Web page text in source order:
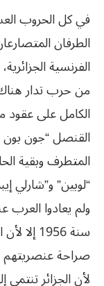
في كل الحروب
الطرفان
الفرنسية
من حرب تدار
الكامل على عقود
القنصل “جون
المتطرف وبقية
“لوبين” و”شارلي
ولم يعادوا العرب
سنة 1956
صراحة عنصريتهم
لأن الجزائر تنتمي